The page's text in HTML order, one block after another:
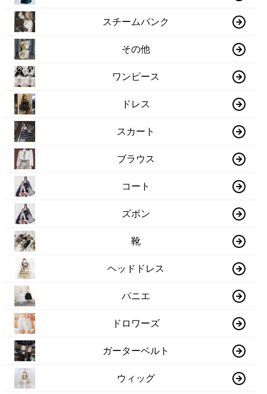
スチームパンク
その他
ワンピース
ドレス
スカート
ブラウス
コート
ズボン
靴
ヘッドドレス
パニエ
ドロワーズ
ガーターベルト
ウィッグ